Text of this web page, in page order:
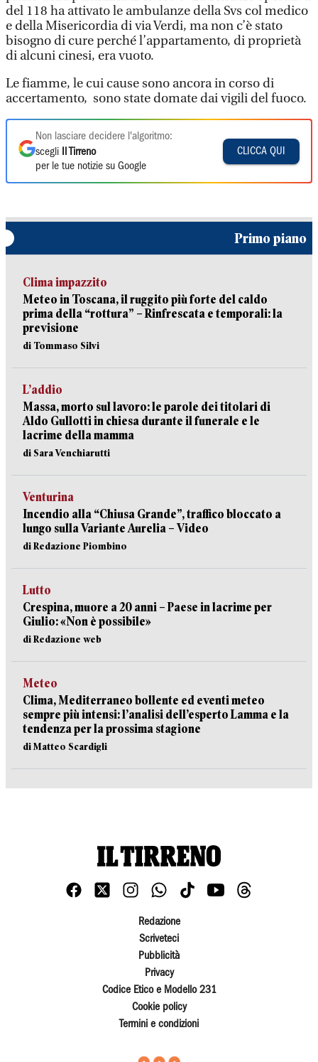
del 118 ha attivato le ambulanze della Svs col medico
e della Misericordia di via Verdi, ma non c’è stato
bisogno di cure perché l’appartamento, di proprietà
di alcuni cinesi, era vuoto.
Le fiamme, le cui cause sono ancora in corso di
accertamento, sono state domate dai vigili del fuoco.
Non lasciare decidere l'algoritmo:
scegli
Il Tirreno
per le tue notizie su Google
CLICCA QUI
Primo piano
Clima impazzito
Meteo in Toscana, il ruggito più forte del caldo
prima della “rottura” – Rinfrescata e temporali: la
previsione
di Tommaso Silvi
L’addio
Massa, morto sul lavoro: le parole dei titolari di
Aldo Gullotti in chiesa durante il funerale e le
lacrime della mamma
di Sara Venchiarutti
Venturina
Incendio alla “Chiusa Grande”, traffico bloccato a
lungo sulla Variante Aurelia – Video
di Redazione Piombino
Lutto
Crespina, muore a 20 anni – Paese in lacrime per
Giulio: «Non è possibile»
di Redazione web
Meteo
Clima, Mediterraneo bollente ed eventi meteo
sempre più intensi: l’analisi dell’esperto Lamma e la
tendenza per la prossima stagione
di Matteo Scardigli
Redazione
Scriveteci
Pubblicità
Privacy
Codice Etico e Modello 231
Cookie policy
Termini e condizioni